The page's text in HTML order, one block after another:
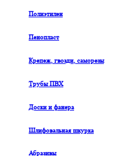
Полиэтилен
Пенопласт
Крепеж, гвозди, саморезы
Трубы ПВХ
Доски и фанера
Шлифовальная шкурка
Абразивы